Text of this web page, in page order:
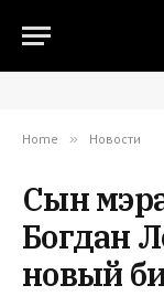
Home » Новости
Сын
Богдан
новый